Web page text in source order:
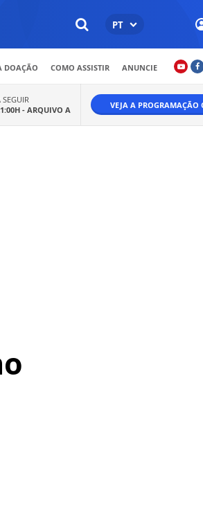
PT
DOAÇÃO COMO ASSISTIR ANUNCIE
SEGUIR
- ARQUIVO A VEJA A PROGRAMAÇÃO